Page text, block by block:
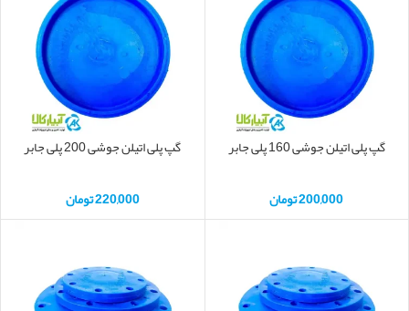
گپ پلی اتیلن جوشی 160 پلی جابر
200,000تومان
گپ پلی اتیلن جوشی 200 پلی جابر
220,000تومان